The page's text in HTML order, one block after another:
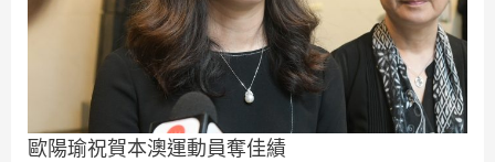
歐陽瑜祝賀本澳運動員奪佳績